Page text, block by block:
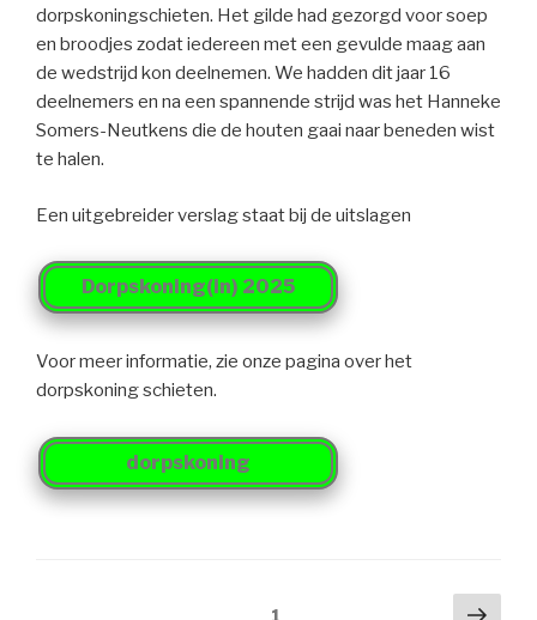
dorpskoningschieten. Het gilde had gezorgd voor soep
en broodjes zodat iedereen met een gevulde maag aan
de wedstrijd kon deelnemen. We hadden dit jaar 16
deelnemers en na een spannende strijd was het Hanneke
Somers-Neutkens die de houten gaai naar beneden wist
te halen.
Een uitgebreider verslag staat bij de uitslagen
Dorpskoning(in) 2025
Voor meer informatie, zie onze pagina over het
dorpskoning schieten.
dorpskoning
1